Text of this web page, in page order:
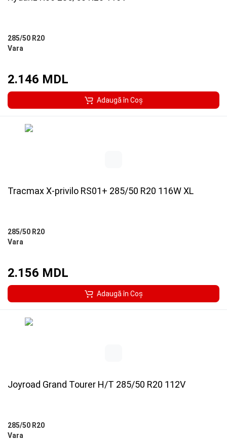
285/50 R20
Vara
2.146 MDL
Adaugă în Coş
Tracmax X-privilo RS01+ 285/50 R20 116W XL
285/50 R20
Vara
2.156 MDL
Adaugă în Coş
Joyroad Grand Tourer H/T 285/50 R20 112V
285/50 R20
Vara